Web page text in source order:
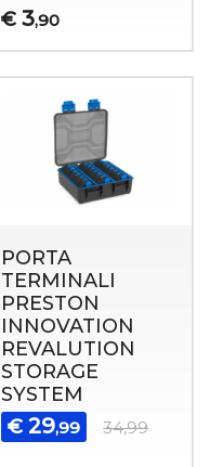
€ 3,90
PORTA
TERMINALI
PRESTON
INNOVATION
REVALUTION
STORAGE
SYSTEM
€ 29,99 34,99